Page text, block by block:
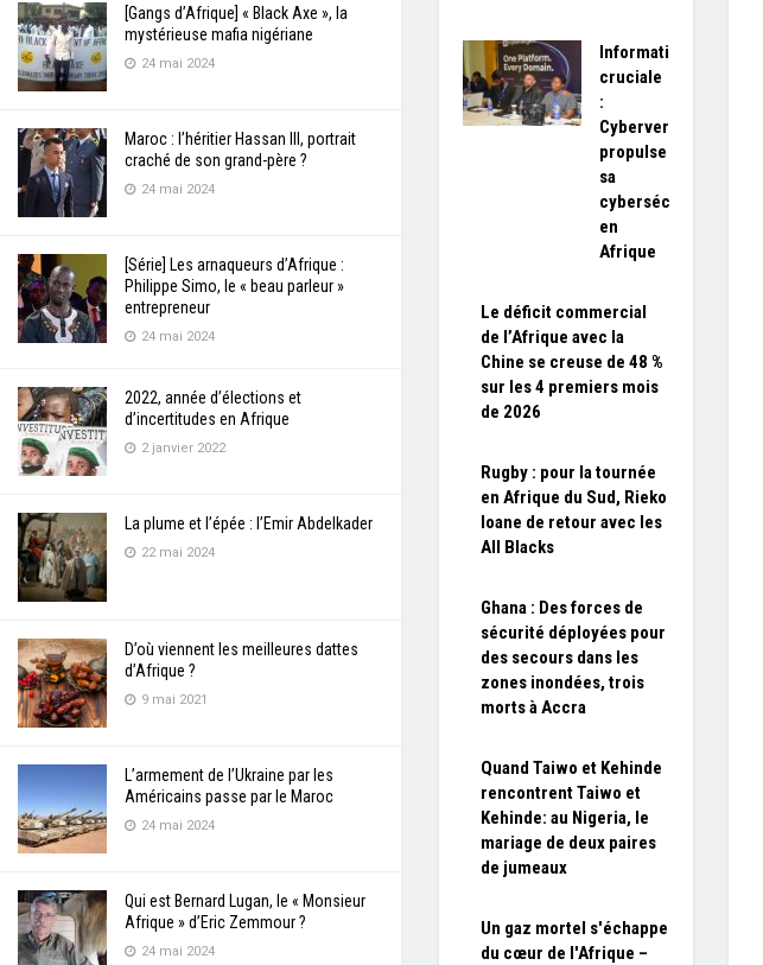
[Gangs d’Afrique] « Black Axe », la
mystérieuse mafia nigériane
24 mai 2024
Maroc : l’héritier Hassan III, portrait
craché de son grand-père ?
24 mai 2024
[Série] Les arnaqueurs d’Afrique :
Philippe Simo, le « beau parleur »
entrepreneur
24 mai 2024
2022, année d’élections et
d’incertitudes en Afrique
2 janvier 2022
La plume et l’épée : l’Emir Abdelkader
22 mai 2024
D’où viennent les meilleures dattes
d’Afrique ?
9 mai 2021
L’armement de l’Ukraine par les
Américains passe par le Maroc
24 mai 2024
Qui est Bernard Lugan, le « Monsieur
Afrique » d’Eric Zemmour ?
24 mai 2024
Information
cruciale
:
Cybervergent
propulse
sa
cybersécurité
en
Afrique
Le déficit commercial
de l’Afrique avec la
Chine se creuse de 48 %
sur les 4 premiers mois
de 2026
Rugby : pour la tournée
en Afrique du Sud, Rieko
Ioane de retour avec les
All Blacks
Ghana : Des forces de
sécurité déployées pour
des secours dans les
zones inondées, trois
morts à Accra
Quand Taiwo et Kehinde
rencontrent Taiwo et
Kehinde: au Nigeria, le
mariage de deux paires
de jumeaux
Un gaz mortel s'échappe
du cœur de l'Afrique –